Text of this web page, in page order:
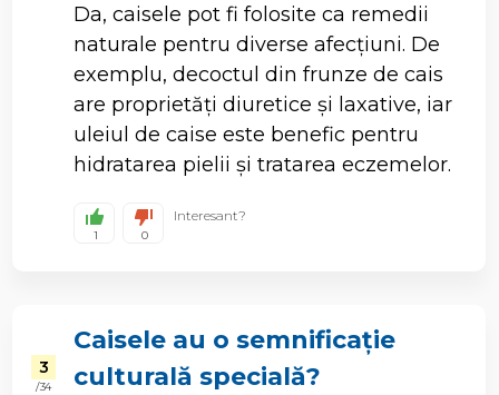
Da, caisele pot fi folosite ca remedii
naturale pentru diverse afecțiuni. De
exemplu, decoctul din frunze de cais
are proprietăți diuretice și laxative, iar
uleiul de caise este benefic pentru
hidratarea pielii și tratarea eczemelor.
1 0
Interesant?
3
/ 34
Caisele au o semnificație
culturală specială?